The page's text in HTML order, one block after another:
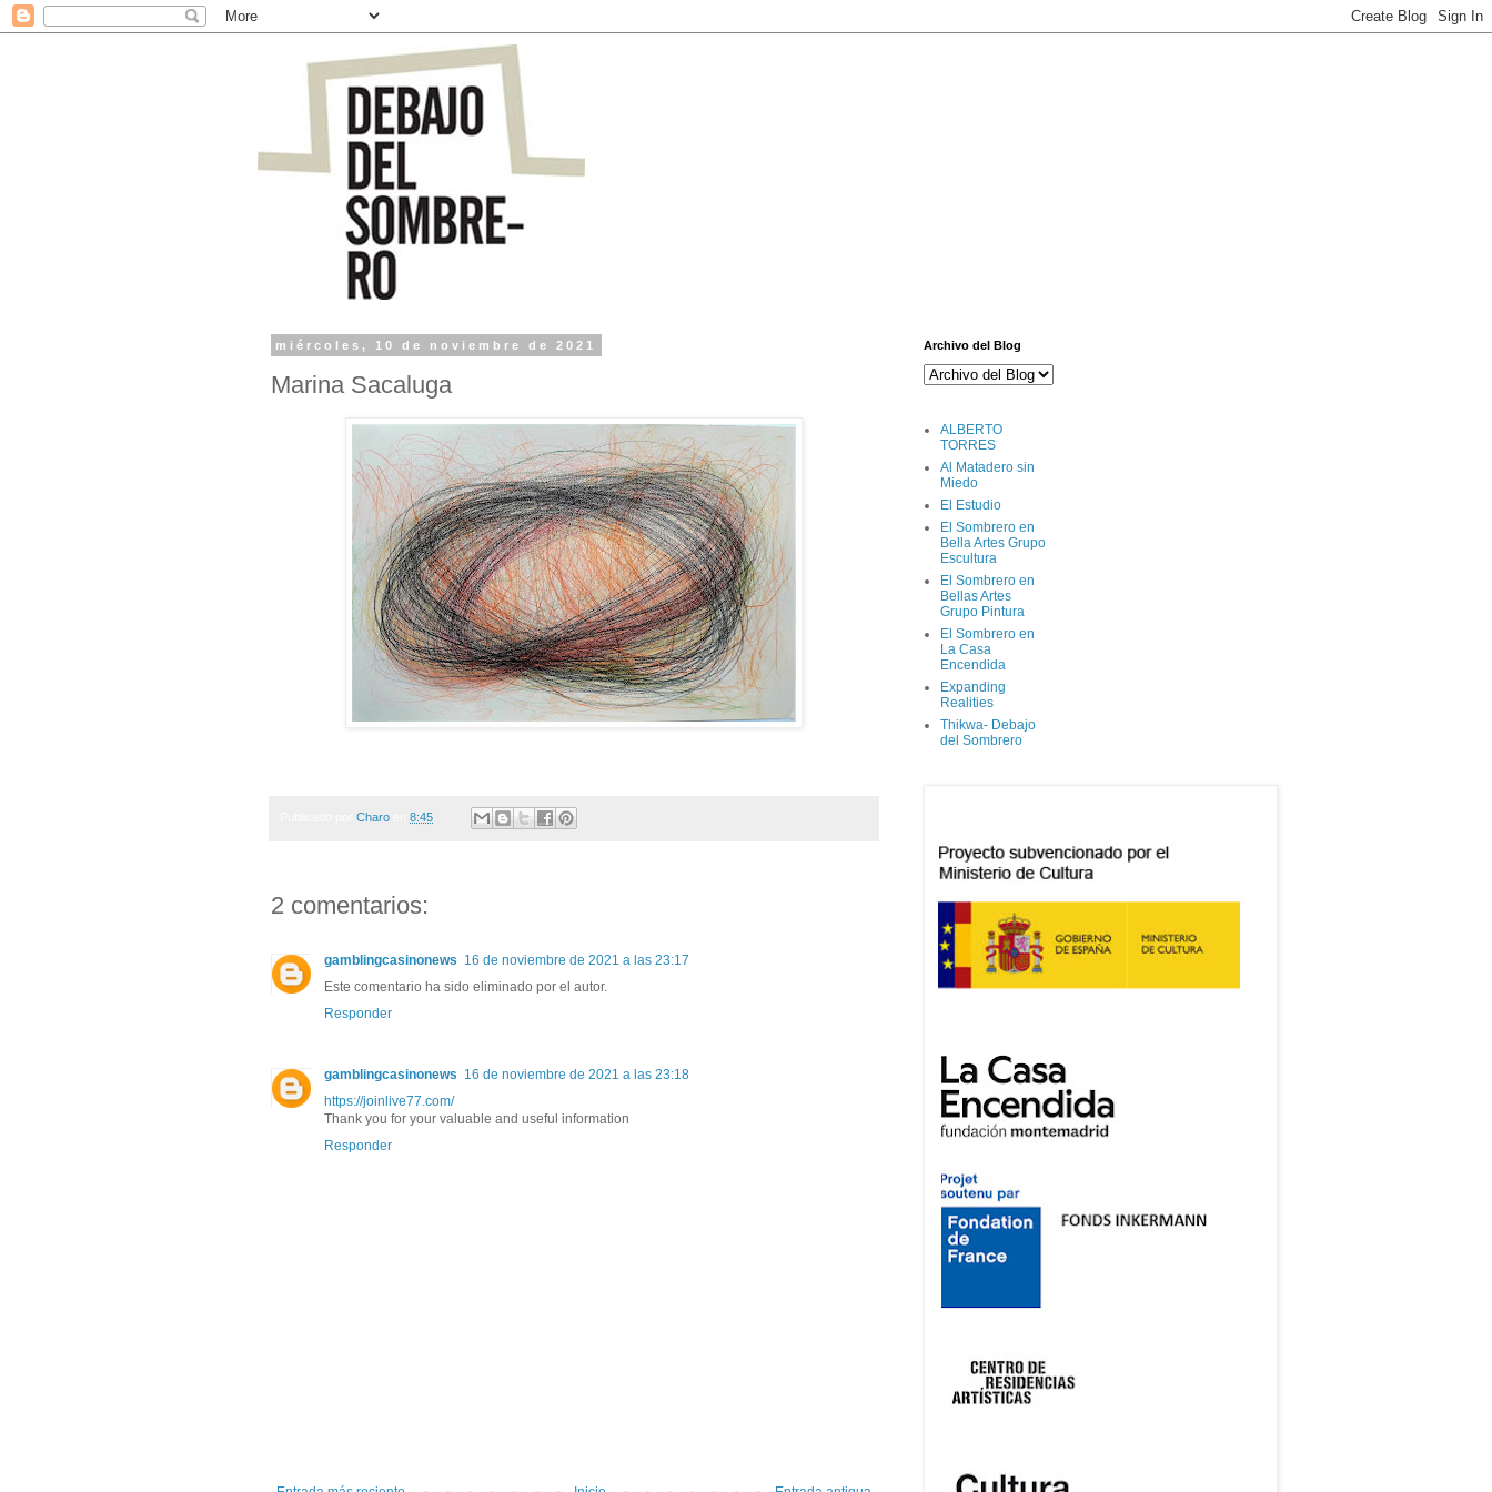
miércoles, 10 de noviembre de 2021
Marina Sacaluga
Charo 8:45
2 comentarios:
gamblingcasinonews 16 de noviembre de 2021 a las 23:17
Este comentario ha sido eliminado por el autor.
Responder
gamblingcasinonews 16 de noviembre de 2021 a las 23:18
https://joinlive77.com/
Thank you for your valuable and useful information
Responder
Archivo del Blog
ALBERTO
TORRES
Al Matadero sin
Miedo
El Estudio
El Sombrero en
Bella Artes Grupo
Escultura
El Sombrero en
Bellas Artes
Grupo Pintura
El Sombrero en
La Casa
Encendida
Expanding
Realities
Thikwa- Debajo
del Sombrero